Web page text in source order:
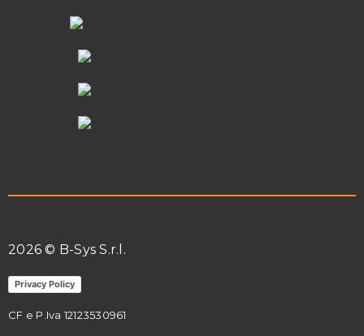
2026 © B-Sys S.r.l.
Privacy Policy
CF e P.Iva 12123530961